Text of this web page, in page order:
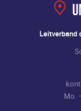
Leitverband
Mo.